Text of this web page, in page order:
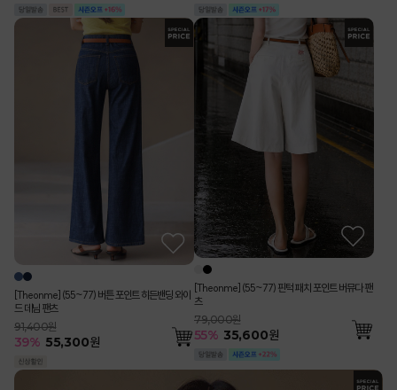
[Theonme] (55~77) 버튼 포인트 히든밴딩 와이
드 데님 팬츠
91,400원
39% 55,300원
[Theonme] (55~77) 핀턱 패치 포인트 버뮤다 팬
츠
79,000원
55% 35,600원